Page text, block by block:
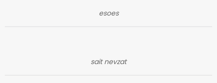
esoes
sait nevzat